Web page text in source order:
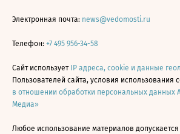
Электронная почта: news@vedomosti.ru
Телефон: +7 495 956-34-58
Сайт использует IP адреса, cookie и данные
Пользователей сайта, условия использования
в отношении обработки персональных данных
Медиа»
Любое использование материалов допускается